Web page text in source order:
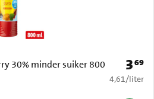
30% minder suiker 800
Prijs:
369
€ 4,61 per
4,61/liter